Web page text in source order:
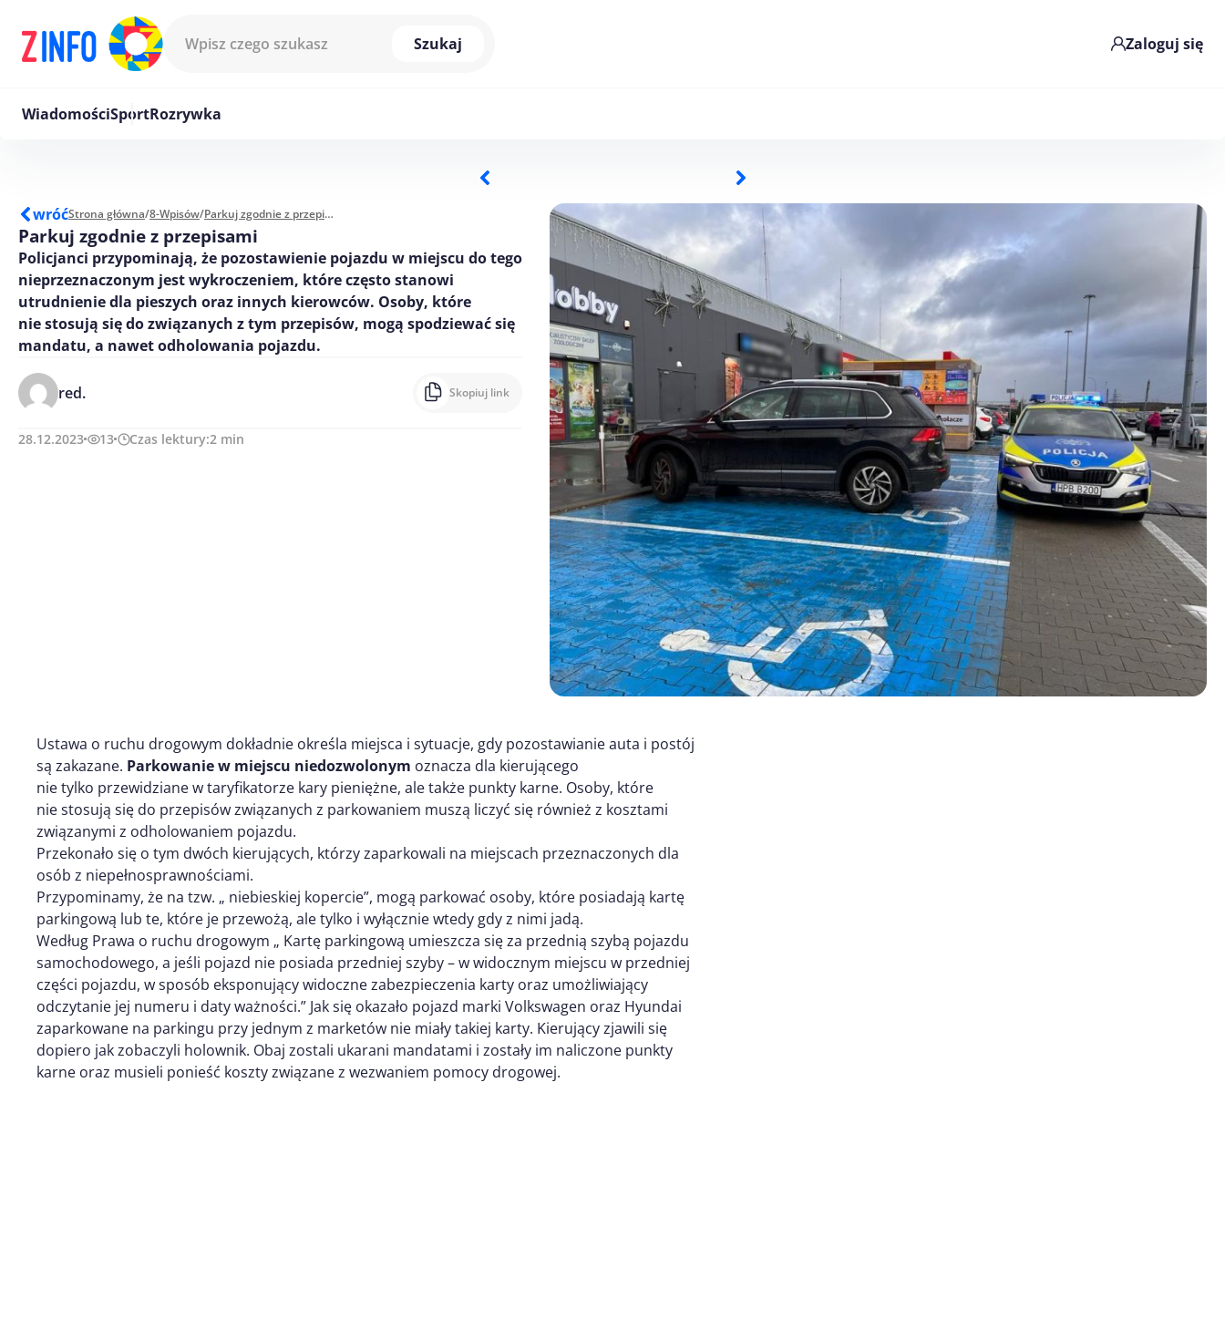
Szukaj
Zaloguj się
WiadomościSportRozrywka
wróćStrona główna/8-Wpisów/ Parkuj zgodnie z przepisami
Parkuj zgodnie z przepisami
Policjanci przypominają, że pozostawienie pojazdu w miejscu do tego
nieprzeznaczonym jest wykroczeniem, które często stanowi
utrudnienie dla pieszych oraz innych kierowców. Osoby, które
nie stosują się do związanych z tym przepisów, mogą spodziewać się
mandatu, a nawet odholowania pojazdu.
red. Skopiuj link
28.12.2023 13 Czas lektury:2 min
Ustawa o ruchu drogowym dokładnie określa miejsca i sytuacje, gdy pozostawianie auta i postój
są zakazane. Parkowanie w miejscu niedozwolonym oznacza dla kierującego
nie tylko przewidziane w taryfikatorze kary pieniężne, ale także punkty karne. Osoby, które
nie stosują się do przepisów związanych z parkowaniem muszą liczyć się również z kosztami
związanymi z odholowaniem pojazdu.
Przekonało się o tym dwóch kierujących, którzy zaparkowali na miejscach przeznaczonych dla
osób z niepełnosprawnościami.
Przypominamy, że na tzw. „ niebieskiej kopercie”, mogą parkować osoby, które posiadają kartę
parkingową lub te, które je przewożą, ale tylko i wyłącznie wtedy gdy z nimi jadą.
Według Prawa o ruchu drogowym „ Kartę parkingową umieszcza się za przednią szybą pojazdu
samochodowego, a jeśli pojazd nie posiada przedniej szyby – w widocznym miejscu w przedniej
części pojazdu, w sposób eksponujący widoczne zabezpieczenia karty oraz umożliwiający
odczytanie jej numeru i daty ważności.” Jak się okazało pojazd marki Volkswagen oraz Hyundai
zaparkowane na parkingu przy jednym z marketów nie miały takiej karty. Kierujący zjawili się
dopiero jak zobaczyli holownik. Obaj zostali ukarani mandatami i zostały im naliczone punkty
karne oraz musieli ponieść koszty związane z wezwaniem pomocy drogowej.